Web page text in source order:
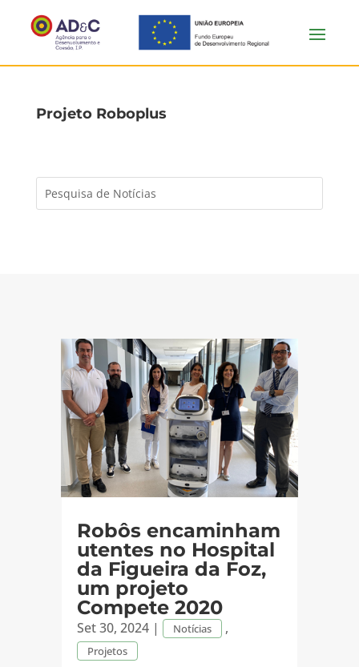
Projeto Roboplus
Robôs encaminham
utentes no Hospital
da Figueira da Foz,
um projeto
Compete 2020
Set 30, 2024| Notícias ,
Projetos